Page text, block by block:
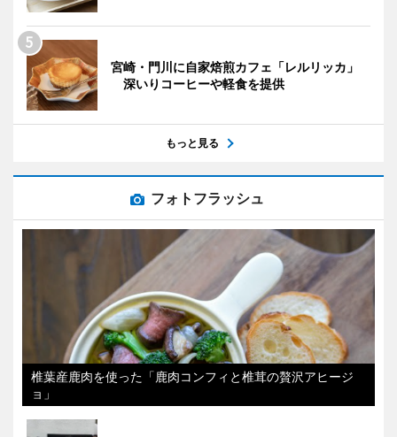
宮崎・門川に自家焙煎カフェ「レルリッカ」
深いりコーヒーや軽食を提供
もっと見る
フォトフラッシュ
椎葉産鹿肉を使った「鹿肉コンフィと椎茸の贅沢アヒージ
ョ」